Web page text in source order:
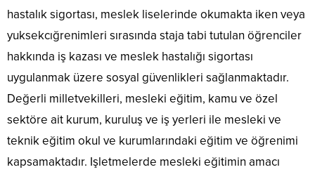
hastalık sigortası, meslek liselerinde okumakta iken veya
yuksekcığrenimleri sırasında staja tabi tutulan öğrenciler
hakkında iş kazası ve meslek hastalığı sigortası
uygulanmak üzere sosyal güvenlikleri sağlanmaktadır.
Değerli milletvekilleri, mesleki eğitim, kamu ve özel
sektöre ait kurum, kuruluş ve iş yerleri ile mesleki ve
teknik eğitim okul ve kurumlarındaki eğitim ve öğrenimi
kapsamaktadır. Işletmelerde mesleki eğitimin amacı